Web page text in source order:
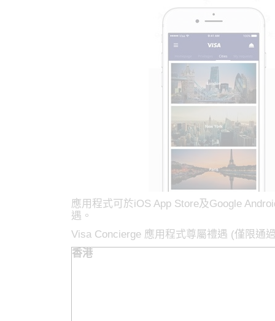
應用程式可於iOS App Store及Google
遇。
Visa Concierge 應用程式尊屬禮遇 (僅限通
香港